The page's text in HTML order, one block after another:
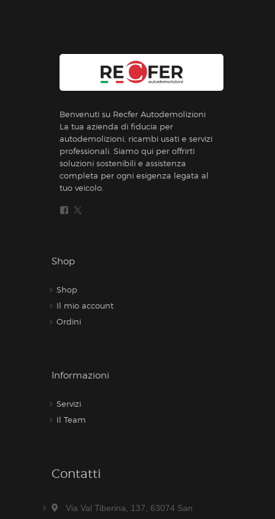
Benvenuti su Recfer Autodemolizioni
La tua azienda di fiducia per
autodemolizioni, ricambi usati e servizi
professionali. Siamo qui per offrirti
soluzioni sostenibili e assistenza
completa per ogni esigenza legata al
tuo veicolo.
Shop
Shop
Il mio account
Ordini
Informazioni
Servizi
Il Team
Contatti
Via Val Tiberina, 137, 63074 San